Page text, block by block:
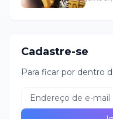
Cadastre-se
Para ficar por dentro